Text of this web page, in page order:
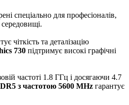
спеціально для професіоналів,
чіткість та деталізацію
730 підтримує високі графічні
частоті 1.8 ГГц і досягаючи 4.7
з частотою 5600 MHz гарантує